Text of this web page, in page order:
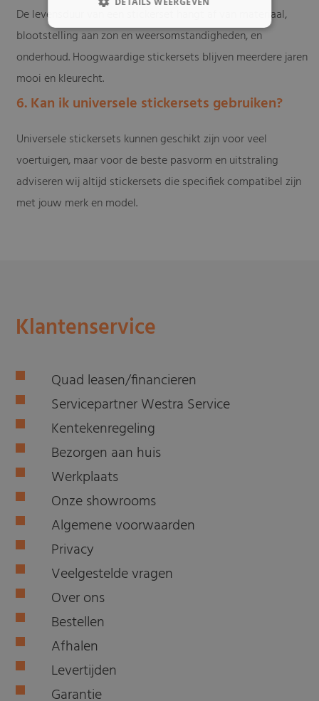
De levensduur van een stickerset hangt af van materiaal,
blootstelling aan zon en weersomstandigheden, en
onderhoud. Hoogwaardige stickersets blijven meerdere jaren
mooi en kleurecht.
6. Kan ik universele stickersets gebruiken?
Universele stickersets kunnen geschikt zijn voor veel
voertuigen, maar voor de beste pasvorm en uitstraling
adviseren wij altijd stickersets die specifiek compatibel zijn
met jouw merk en model.
Klantenservice
Quad leasen/financieren
Servicepartner Westra Service
Kentekenregeling
Bezorgen aan huis
Werkplaats
Onze showrooms
Algemene voorwaarden
Privacy
Veelgestelde vragen
Over ons
Bestellen
Afhalen
Levertijden
Garantie